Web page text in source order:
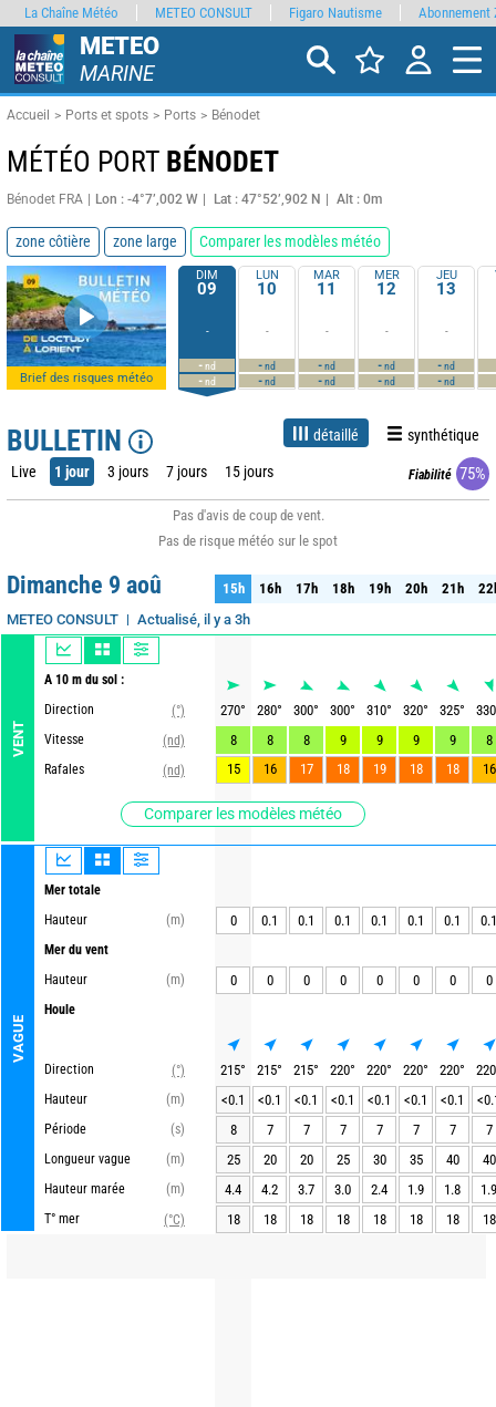
METEO
MARINE
Accueil Ports et spots Ports Bénodet
MÉTÉO PORT BÉNODET
Bénodet FRA Lon : -4°7’,002 W Lat : 47°52’,902 N Alt : 0m
zone côtière zone large Comparer les modèles météo
Brief des risques météo
DIM
09
-
-nd
-nd
LUN
10
-
-nd
-nd
MAR
11
-
-nd
-nd
MER
12
-
-nd
-nd
JEU
13
-
-nd
-nd
BULLETIN détaillé synthétique
Live 1 jour 3 jours 7 jours 15 jours Fiabilité 75%
Pas d'avis de coup de vent.
Pas de risque météo sur le spot
Dimanche 9 aoû
METEO CONSULT Actualisé, il y a 3h
VENT
A 10 m du sol :
Direction
(°)
Vitesse
(nd)
Rafales
(nd)
Comparer les modèles météo
VAGUE
Mer totale
Hauteur
(m)
Mer du vent
Hauteur
(m)
Houle
Direction
(°)
Hauteur
(m)
Période
(s)
Longueur vague
(m)
Hauteur marée
(m)
T° mer
(°C)
15h 16h 17h 18h 19h 20h 21h
15h 16h 17h 18h 19h 20h 21h
270° 280° 300° 300° 310° 320° 325°
330
8
8 8 9 9 9 9
8
15
16 17 18 19 18 18 16
0 0.1 0.1 0.1 0.1 0.1 0.1 0.1
0 0 0 0 0 0 0 0
215° 215° 215° 220° 220° 220° 220°
220
<0.1
<0.1 <0.1 <0.1 <0.1 <0.1 <0.1
8
7 7 7 7 7 7
7
25
20 20 25 30 35 40
40
4.4
4.2 3.7 3.0 2.4 1.9 1.8
1.9
18
18 18 18 18 18 18 18
La Chaîne Météo METEO CONSULT Figaro Nautisme Abonnement